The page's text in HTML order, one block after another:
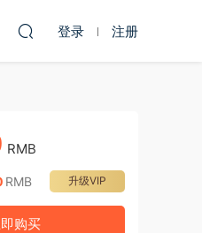
登录 注册
RMB
升级VIP
RMB
购买